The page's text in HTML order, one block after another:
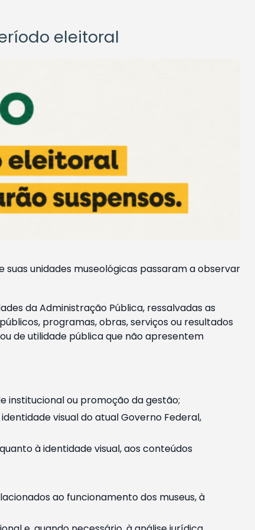
eleitoral
suas unidades museológicas passaram a observar
da Administração Pública, ressalvadas as
programas, obras, serviços ou resultados
de utilidade pública que não apresentem
institucional ou promoção da gestão;
visual do atual Governo Federal,
à identidade visual, aos conteúdos
ao funcionamento dos museus, à